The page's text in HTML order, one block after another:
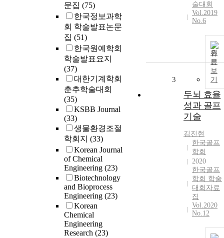
문집 (75)
한국정보과학
회 학술발표논문
집 (51)
한국원예학회
학술발표요지
(37)
대한기계학회
춘추학술대회
(35)
KSBB Journal
(33)
생물환경조절
학회지 (33)
Korean Journal
of Chemical
Engineering (23)
Biotechnology
and Bioprocess
Engineering (23)
Korean
Chemical
Engineering
Research (23)
술대회
Vol.2019
No.6
원
문
보
기
3
두뇌 효율
성과 골프
기술
김진현
한국골프
학회
2020
한국골프
학회 학술
대회자료
집
Vol.2020
No.12